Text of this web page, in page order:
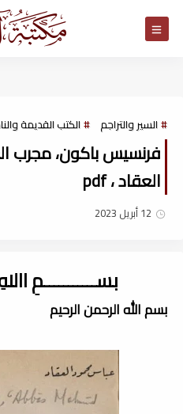
السير والتراجم الكتب القديمة
فرنسيس باكون، مجرب
العقاد ، pdf
12 أبريل 2023
بســـــــــــمِ
بسم الله الرحمن الرحيم